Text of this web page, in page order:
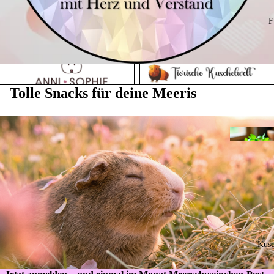
Tierische Kuschelwelt
Tolle Snacks für deine Meeris